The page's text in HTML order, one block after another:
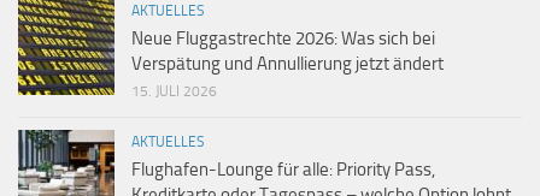
AKTUELLES
Neue Fluggastrechte 2026: Was sich bei
Verspätung und Annullierung jetzt ändert
15. JULI 2026
AKTUELLES
Flughafen-Lounge für alle: Priority Pass,